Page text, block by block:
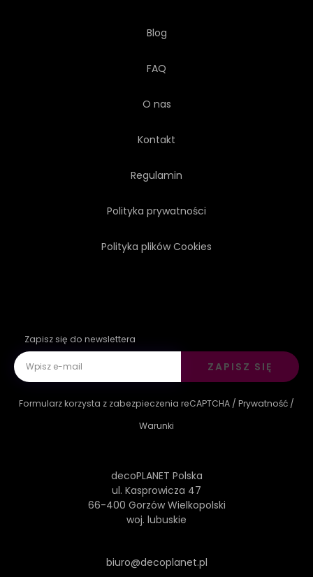
Blog
FAQ
O nas
Kontakt
Regulamin
Polityka prywatności
Polityka plików Cookies
Zapisz się do newslettera
ZAPISZ SIĘ
Formularz korzysta z zabezpieczenia reCAPTCHA / Prywatność /
Warunki
decoPLANET Polska
ul. Kasprowicza 47
66-400 Gorzów Wielkopolski
woj. lubuskie
biuro@decoplanet.pl